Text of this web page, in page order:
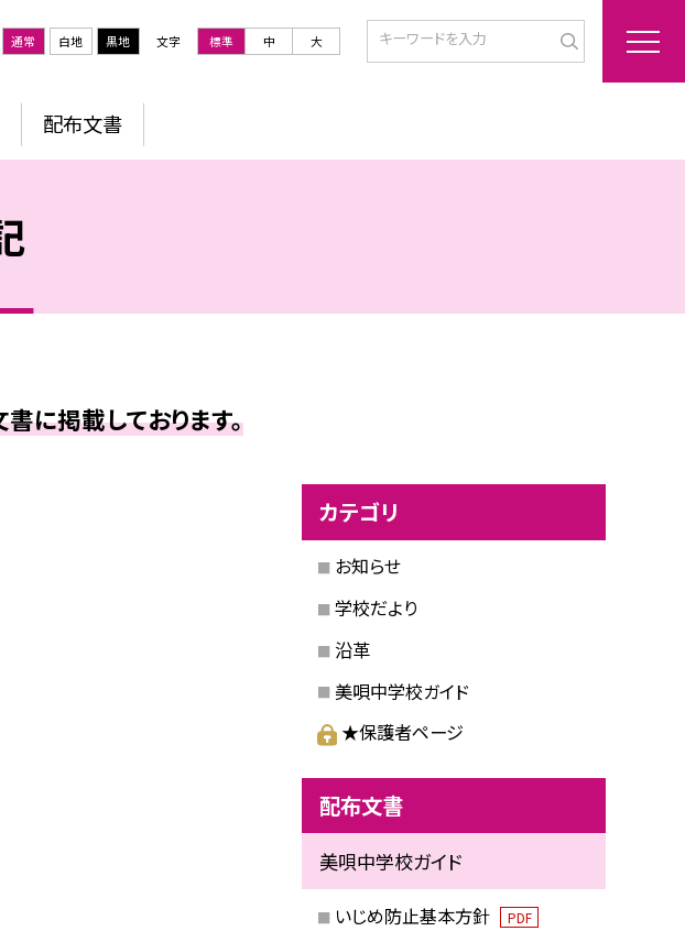
通常 白地 黒地 文字 標準 中 大
配布文書
に掲載しております。
カテゴリ
お知らせ
学校だより
沿革
美唄中学校ガイド
★保護者ページ
配布文書
美唄中学校ガイド
いじめ防止基本方針 PDF